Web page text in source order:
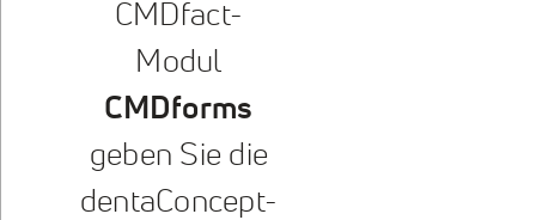
CMDfact-
Modul
CMDforms
geben Sie die
dentaConcept-